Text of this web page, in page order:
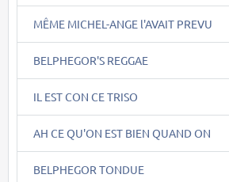
MÊME MICHEL-ANGE l'AVAIT PREVU
BELPHEGOR'S REGGAE
IL EST CON CE TRISO
AH CE QU'ON EST BIEN QUAND ON
BELPHEGOR TONDUE